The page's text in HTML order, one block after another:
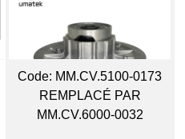
Code: MM.CV.5100-0173
REMPLACÉ PAR
MM.CV.6000-0032